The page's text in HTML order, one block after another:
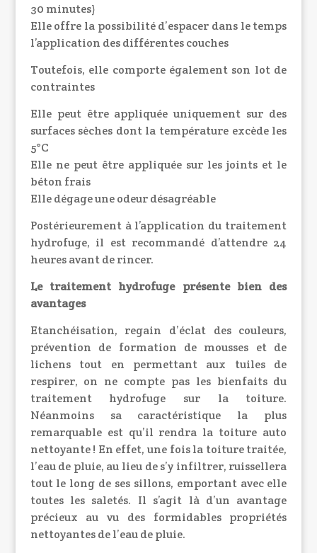
30 minutes)
Elle offre la possibilité d’espacer dans le temps
l’application des différentes couches
Toutefois, elle comporte également son lot de
contraintes
Elle peut être appliquée uniquement sur des
surfaces sèches dont la température excède les
5°C
Elle ne peut être appliquée sur les joints et le
béton frais
Elle dégage une odeur désagréable
Postérieurement à l’application du traitement
hydrofuge, il est recommandé d’attendre 24
heures avant de rincer.
Le traitement hydrofuge présente bien des
avantages
Etanchéisation, regain d’éclat des couleurs,
prévention de formation de mousses et de
lichens tout en permettant aux tuiles de
respirer, on ne compte pas les bienfaits du
traitement hydrofuge sur la toiture.
Néanmoins sa caractéristique la plus
remarquable est qu’il rendra la toiture auto
nettoyante ! En effet, une fois la toiture traitée,
l’eau de pluie, au lieu de s’y infiltrer, ruissellera
tout le long de ses sillons, emportant avec elle
toutes les saletés. Il s’agit là d’un avantage
précieux au vu des formidables propriétés
nettoyantes de l’eau de pluie.